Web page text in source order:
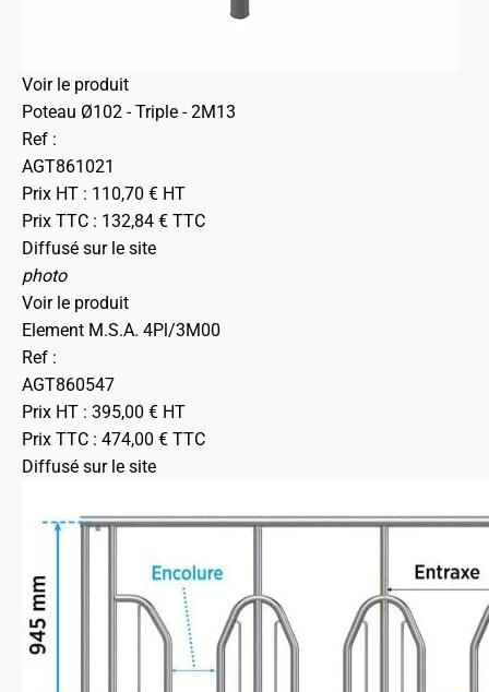
Voir le produit
Poteau Ø102 - Triple - 2M13
Ref :
AGT861021
Prix HT : 110,70 € HT
Prix TTC : 132,84 € TTC
Diffusé sur le site
photo
Voir le produit
Element M.S.A. 4Pl/3M00
Ref :
AGT860547
Prix HT : 395,00 € HT
Prix TTC : 474,00 € TTC
Diffusé sur le site